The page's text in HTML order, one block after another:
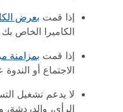
إذا قمت بعرض
الكاميرا الخاص
إذا قمت بمزامنة
الاجتماع أو
الرأي،